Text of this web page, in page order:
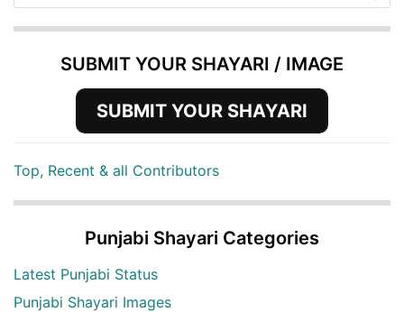
SUBMIT YOUR SHAYARI / IMAGE
SUBMIT YOUR SHAYARI
Top, Recent & all Contributors
Punjabi Shayari Categories
Latest Punjabi Status
Punjabi Shayari Images